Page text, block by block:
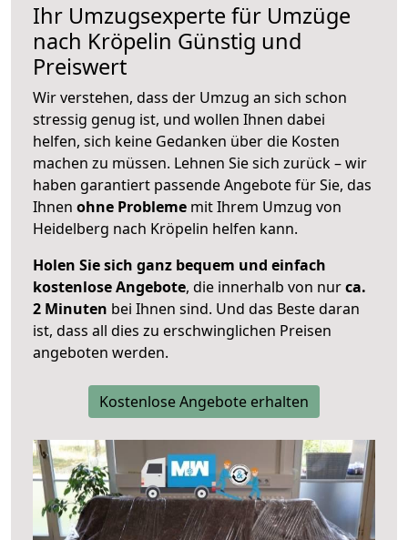
Ihr Umzugsexperte für Umzüge
nach Kröpelin Günstig und
Preiswert
Wir verstehen, dass der Umzug an sich schon
stressig genug ist, und wollen Ihnen dabei
helfen, sich keine Gedanken über die Kosten
machen zu müssen. Lehnen Sie sich zurück – wir
haben garantiert passende Angebote für Sie, das
Ihnen ohne Probleme mit Ihrem Umzug von
Heidelberg nach Kröpelin helfen kann.
Holen Sie sich ganz bequem und einfach
kostenlose Angebote, die innerhalb von nurca.
2 Minuten bei Ihnen sind. Und das Beste daran
ist, dass all dies zu erschwinglichen Preisen
angeboten werden.
Kostenlose Angebote erhalten